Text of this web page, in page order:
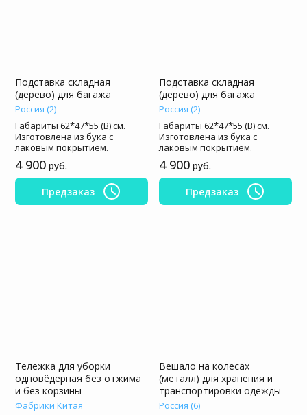
Подставка складная
(дерево) для багажа
Россия (2)
Габариты 62*47*55 (В) см.
Изготовлена из бука с
лаковым покрытием.
4 900 руб.
Предзаказ
Подставка складная
(дерево) для багажа
Россия (2)
Габариты 62*47*55 (В) см.
Изготовлена из бука с
лаковым покрытием.
4 900 руб.
Предзаказ
Тележка для уборки
одновёдерная без отжима
и без корзины
Фабрики Китая
Вешало на колесах
(металл) для хранения и
транспортировки одежды
Россия (6)